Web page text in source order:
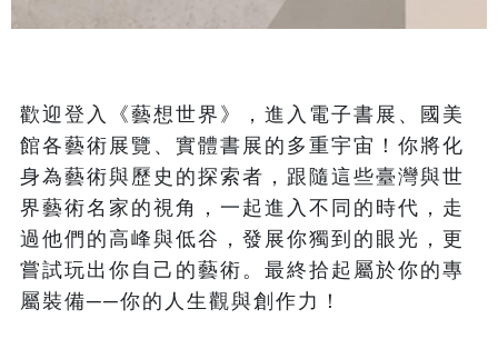
歡迎登入《藝想世界》，進入電子書展、國美
館各藝術展覽、實體書展的多重宇宙！你將化
身為藝術與歷史的探索者，跟隨這些臺灣與世
界藝術名家的視角，一起進入不同的時代，走
過他們的高峰與低谷，發展你獨到的眼光，更
嘗試玩出你自己的藝術。最終拾起屬於你的專
屬裝備──你的人生觀與創作力！